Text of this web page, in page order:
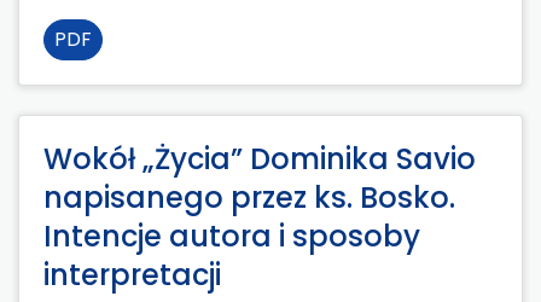
PDF
Wokół „Życia” Dominika Savio
napisanego przez ks. Bosko.
Intencje autora i sposoby
interpretacji